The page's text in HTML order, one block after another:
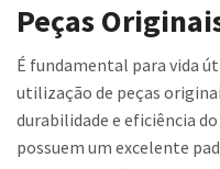
Fornecedores
Notícias
Peças
É fundamental para vida
utilização de peças
durabilidade e eficiência
possuem um excelente